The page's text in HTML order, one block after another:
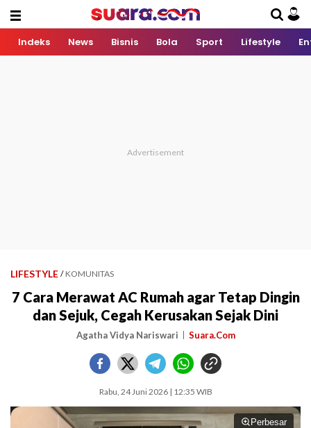
Indeks News Bisnis Bola Sport Lifestyle
LIFESTYLE / KOMUNITAS
7 Cara Merawat AC Rumah agar Tetap Dingin
dan Sejuk, Cegah Kerusakan Sejak Dini
Agatha Vidya Nariswari Suara.Com
Rabu, 24 Juni 2026 | 12:35 WIB
Perbesar